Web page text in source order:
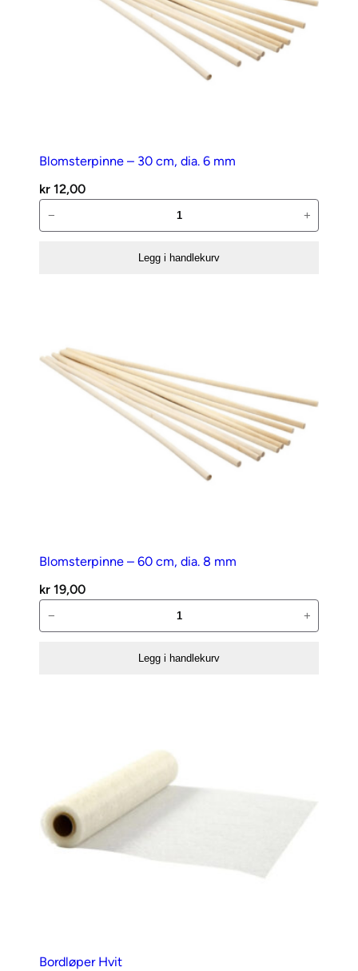
Blomsterpinne – 30 cm, dia. 6 mm
kr 12,00
–
antall
− +
Legg i handlekurv
Blomsterpinne – 60 cm, dia. 8 mm
kr 19,00
–
− +
Legg i handlekurv
Bordløper Hvit